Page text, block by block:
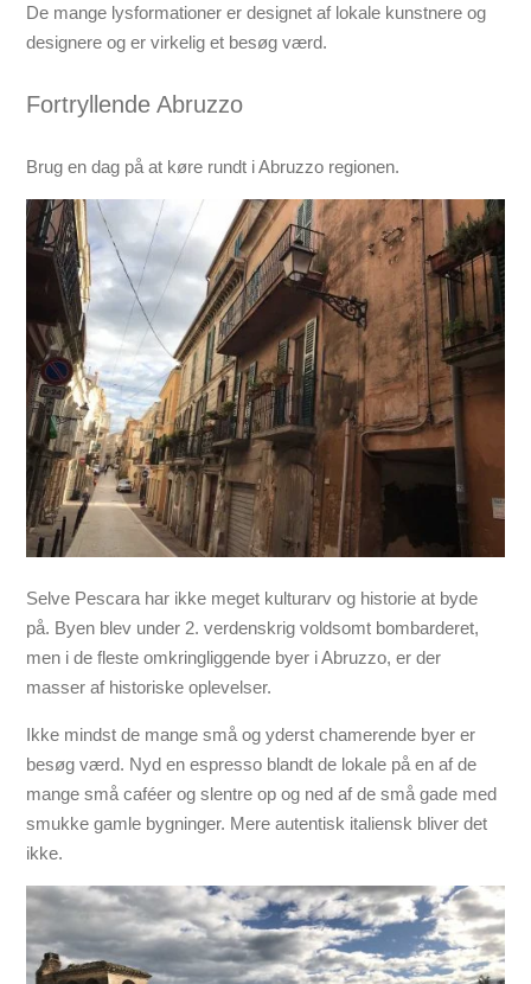
De mange lysformationer er designet af lokale kunstnere og
designere og er virkelig et besøg værd.
Fortryllende Abruzzo
Brug en dag på at køre rundt i Abruzzo regionen.
Selve Pescara har ikke meget kulturarv og historie at byde
på. Byen blev under 2. verdenskrig voldsomt bombarderet,
men i de fleste omkringliggende byer i Abruzzo, er der
masser af historiske oplevelser.
Ikke mindst de mange små og yderst chamerende byer er
besøg værd. Nyd en espresso blandt de lokale på en af de
mange små caféer og slentre op og ned af de små gade med
smukke gamle bygninger. Mere autentisk italiensk bliver det
ikke.